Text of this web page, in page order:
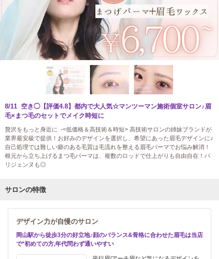
8/11 空き◯【評価4.8】都内で大人気☆マンツーマン施術個室サロン♪眉
毛×まつ毛のセットでメイク時短に
贅沢をもっと身近に -<低価格＆高技術＆時短> 高技術サロンの姉妹ブランドが
業界最安級で提供！お好みのデザインを選択し、希望にあった眉毛デザインに♪
自己処理では難しい癖のある毛質は毛流れを整える眉毛パーマでお悩み解消！
根元から立ち上げるまつ毛パーマは、複数のロッドで仕上がりも自由自在！パ
リジェンヌも◎
サロンの特徴
デザイン力が自慢のサロン
岡山駅から徒歩3分の好立地♪顔のバランス&骨格に合わせた眉毛は当店
で*初めての方,年代問わず通いやすい